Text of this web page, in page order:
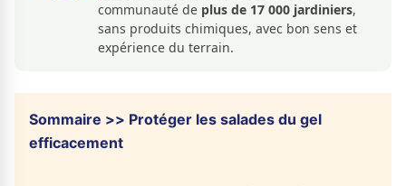
communauté de plus de 17 000 jardiniers,
sans produits chimiques, avec bon sens et
expérience du terrain.
Sommaire >> Protéger les salades du gel
efficacement